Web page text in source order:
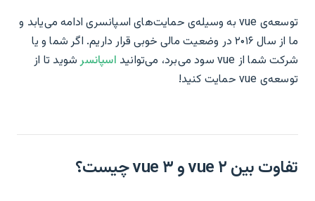
توسعه‌ی vue به وسیله‌ی حمایت‌های اسپانسری ادامه می‌یابد و
ما از سال ۲۰۱۶ در وضعیت مالی خوبی قرار داریم. اگر شما و یا
شرکت شما از vue سود می‌برد، می‌توانید
اسپانسرشوید تا از
توسعه‌ی vue حمایت کنید!
تفاوت بین vue ۲ و vue ۳ چیست؟